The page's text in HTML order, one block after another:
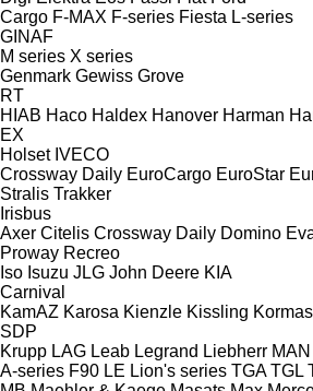
Cargo F-MAX F-series Fiesta L-series
GINAF
M series X series
Genmark Gewiss Grove
RT
HIAB Haco Haldex Hanover Harman
EX
Holset IVECO
Crossway Daily EuroCargo EuroStar
Stralis Trakker
Irisbus
Axer Citelis Crossway Daily Domino
Proway Recreo
Iso Isuzu JLG John Deere KIA
Carnival
KamAZ Karosa Kienzle Kissling Kormas
SDP
Krupp LAG Leab Legrand Liebherr MAN
A-series F90 LE Lion's series TGA TGL